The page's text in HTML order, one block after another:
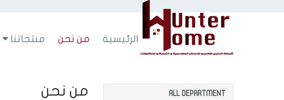
الرئيسية من نحن منتجاتنا
من نحن
من نحن ALL DEPARTMENT